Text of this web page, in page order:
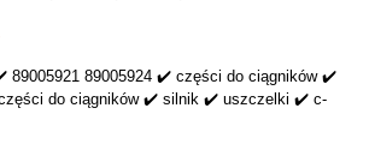
89005921 89005924 ✔️ części do ciągników ✔️
do ciągników ✔️ silnik ✔️ uszczelki ✔️ c-